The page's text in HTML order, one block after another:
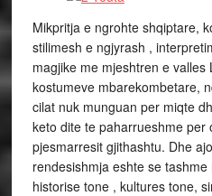
Mikpritja e ngrohte shqiptare,
stilimesh e ngjyrash ,
magjike me mjeshtren e valles
kostumeve mbarekombetare,
cilat nuk munguan per miqte
keto dite te paharrueshme per
pjesmarresit gjithashtu. Dhe
rendesishmja eshte se
historise tone , kultures tone,